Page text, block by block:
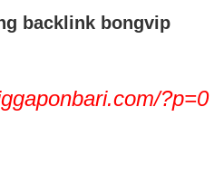
backlink bongvip
?p=0